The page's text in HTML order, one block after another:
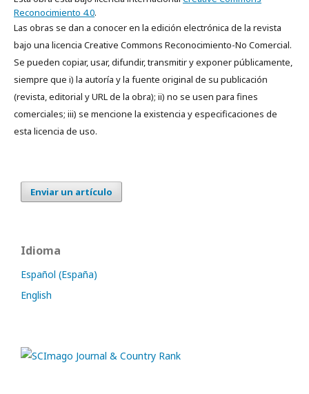
Reconocimiento 4.0.
Las obras se dan a conocer en la edición electrónica de la revista
bajo una licencia Creative Commons Reconocimiento-No Comercial.
Se pueden copiar, usar, difundir, transmitir y exponer públicamente,
siempre que i) la autoría y la fuente original de su publicación
(revista, editorial y URL de la obra); ii) no se usen para fines
comerciales; iii) se mencione la existencia y especificaciones de
esta licencia de uso.
Enviar un artículo
Idioma
Español (España)
English